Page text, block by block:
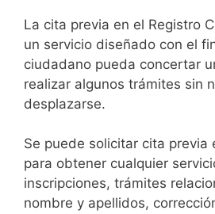
​​​​​​​​​​​​​​​​​​​​​​​​​​​​La cita previa en el Registro
un servicio diseñado con el
ciudadano pueda concertar
realizar algunos trámites sin
desplazarse.​
Se puede solicitar cita previa
para obtener cualquier
inscripciones, trámites
nombre y apellidos,